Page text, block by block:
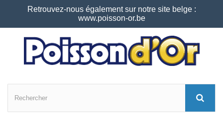
Retrouvez-nous également sur notre site belge :
www.poisson-or.be